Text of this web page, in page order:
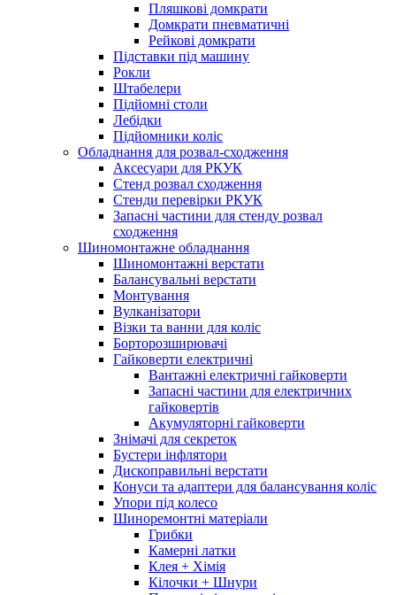
Пляшкові домкрати
Домкрати пневматичні
Рейкові домкрати
Підставки під машину
Рокли
Штабелери
Підйомні столи
Лебідки
Підйомники коліс
Обладнання для розвал-сходження
Аксесуари для РКУК
Стенд розвал сходження
Стенди перевірки РКУК
Запасні частини для стенду розвал
сходження
Шиномонтажне обладнання
Шиномонтажні верстати
Балансувальні верстати
Монтування
Вулканізатори
Візки та ванни для коліс
Борторозширювачі
Гайковерти електричні
Вантажні електричні гайковерти
Запасні частини для електричних
гайковертів
Акумуляторні гайковерти
Знімачі для секреток
Бустери інфлятори
Дископравильні верстати
Конуси та адаптери для балансування коліс
Упори під колесо
Шиноремонтні матеріали
Грибки
Камерні латки
Клея + Хімія
Кілочки + Шнури